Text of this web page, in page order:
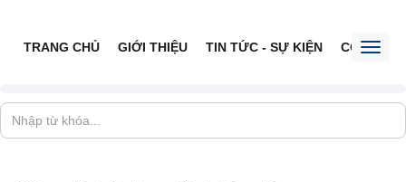
TRANG CHỦ GIỚI THIỆU TIN TỨC - SỰ KIỆN CỔNG